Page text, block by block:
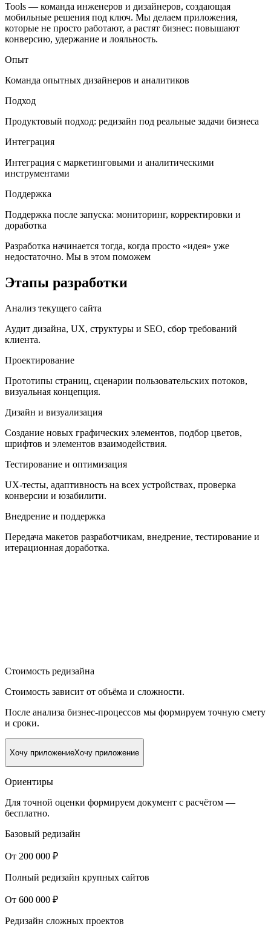
Tools — команда инженеров и дизайнеров, создающая
мобильные решения под ключ. Мы делаем приложения,
которые не просто работают, а растят бизнес: повышают
конверсию, удержание и лояльность.
Опыт
Команда опытных дизайнеров и аналитиков
Подход
Продуктовый подход: редизайн под реальные задачи бизнеса
Интеграция
Интеграция с маркетинговыми и аналитическими
инструментами
Поддержка
Поддержка после запуска: мониторинг, корректировки и
доработка
Разработка начинается тогда, когда просто «идея» уже
недостаточно. Мы в этом поможем
Этапы разработки
Анализ текущего сайта
Аудит дизайна, UX, структуры и SEO, сбор требований
клиента.
Проектирование
Прототипы страниц, сценарии пользовательских потоков,
визуальная концепция.
Дизайн и визуализация
Создание новых графических элементов, подбор цветов,
шрифтов и элементов взаимодействия.
Тестирование и оптимизация
UX-тесты, адаптивность на всех устройствах, проверка
конверсии и юзабилити.
Внедрение и поддержка
Передача макетов разработчикам, внедрение, тестирование и
итерационная доработка.
Стоимость редизайна
Стоимость зависит от объёма и сложности.
После анализа бизнес-процессов мы формируем точную смету
и сроки.
Хочу приложениеХочу приложение
Ориентиры
Для точной оценки формируем документ с расчётом —
бесплатно.
Базовый редизайн
От 200 000 ₽
Полный редизайн крупных сайтов
От 600 000 ₽
Редизайн сложных проектов